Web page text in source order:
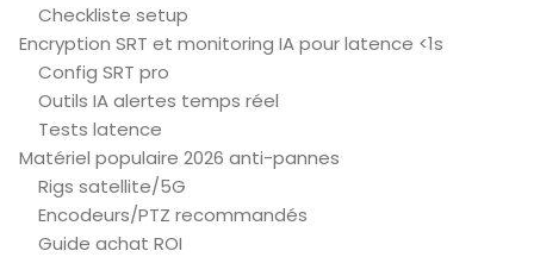
Checkliste setup
Encryption SRT et monitoring IA pour latence <1s
Config SRT pro
Outils IA alertes temps réel
Tests latence
Matériel populaire 2026 anti-pannes
Rigs satellite/5G
Encodeurs/PTZ recommandés
Guide achat ROI